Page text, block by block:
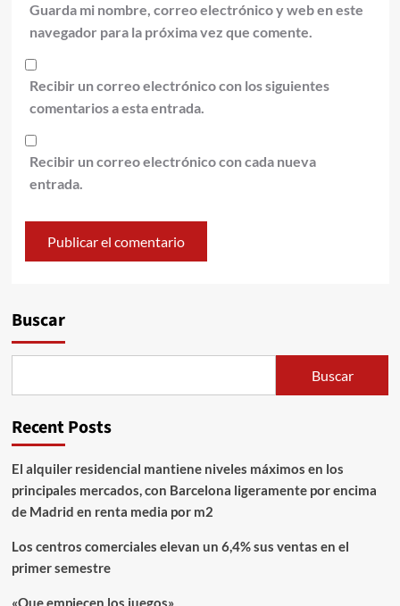
Guarda mi nombre, correo electrónico y web en este
navegador para la próxima vez que comente.
Recibir un correo electrónico con los siguientes
comentarios a esta entrada.
Recibir un correo electrónico con cada nueva
entrada.
Buscar
Buscar
Recent Posts
El alquiler residencial mantiene niveles máximos en los
principales mercados, con Barcelona ligeramente por encima
de Madrid en renta media por m2
Los centros comerciales elevan un 6,4% sus ventas en el
primer semestre
«Que empiecen los juegos»